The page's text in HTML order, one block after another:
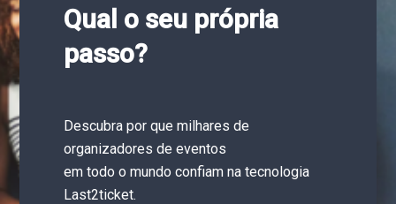
Qual o seu própria
passo?
Descubra por que milhares de
organizadores de eventos
em todo o mundo confiam na tecnologia
Last2ticket.